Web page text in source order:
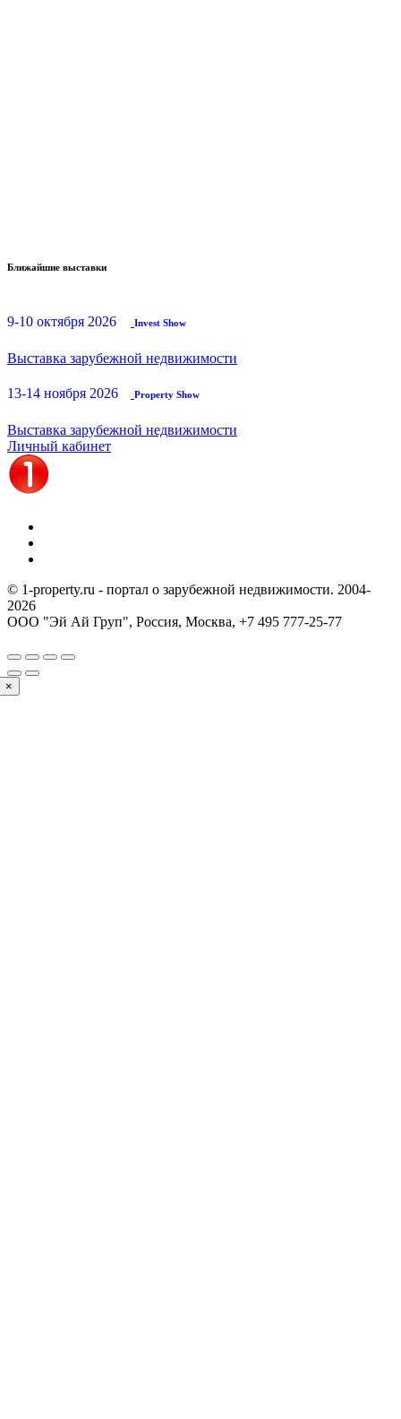
Ближайшие выставки
9-10 октября 2026 Invest Show
Выставка зарубежной недвижимости
13-14 ноября 2026 Property Show
Выставка зарубежной недвижимости
Личный кабинет
© 1-property.ru - портал о зарубежной недвижимости. 2004-
2026
ООО "Эй Ай Груп", Россия, Москва, +7 495 777-25-77
×